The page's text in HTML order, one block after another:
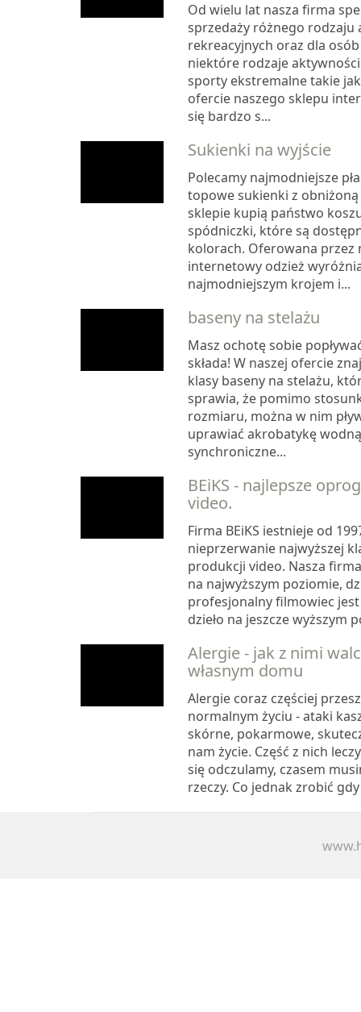
Od wielu lat nasza firma
sprzedaży różnego rodzaju
rekreacyjnych oraz dla
niektóre rodzaje
sporty ekstremalne takie
ofercie naszego sklepu
się bardzo s...
Sukienki na wyjście
Polecamy najmodniejsze
topowe sukienki z obniżoną
sklepie kupią państwo
spódniczki, które są
kolorach. Oferowana przez
internetowy odzież
najmodniejszym krojem i...
baseny na stelażu
Masz ochotę sobie
składa! W naszej ofercie
klasy baseny na stelażu,
sprawia, że pomimo
rozmiaru, można w nim
uprawiać akrobatykę
synchroniczne...
BEiKS - najlepsze
video.
Firma BEiKS iestnieje od
nieprzerwanie najwyższej
produkcji video. Nasza
na najwyższym poziomie,
profesjonalny filmowiec
dzieło na jeszcze wyższym
Alergie - jak z nimi
własnym domu
Alergie coraz częściej
normalnym życiu - ataki
skórne, pokarmowe,
nam życie. Część z nich
się odczulamy, czasem
rzeczy. Co jednak zrobić